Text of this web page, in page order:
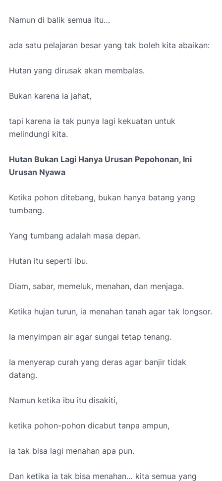
Namun di balik semua itu…
ada satu pelajaran besar yang tak boleh kita abaikan:
Hutan yang dirusak akan membalas.
Bukan karena ia jahat,
tapi karena ia tak punya lagi kekuatan untuk
melindungi kita.
Hutan Bukan Lagi Hanya Urusan Pepohonan, Ini
Urusan Nyawa
Ketika pohon ditebang, bukan hanya batang yang
tumbang.
Yang tumbang adalah masa depan.
Hutan itu seperti ibu.
Diam, sabar, memeluk, menahan, dan menjaga.
Ketika hujan turun, ia menahan tanah agar tak longsor.
Ia menyimpan air agar sungai tetap tenang.
Ia menyerap curah yang deras agar banjir tidak
datang.
Namun ketika ibu itu disakiti,
ketika pohon-pohon dicabut tanpa ampun,
ia tak bisa lagi menahan apa pun.
Dan ketika ia tak bisa menahan… kita semua yang